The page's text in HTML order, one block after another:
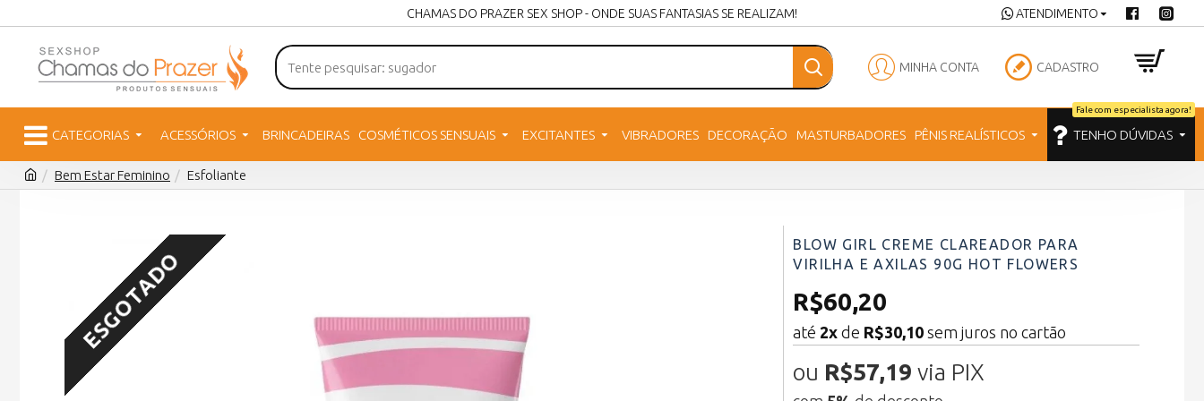
CHAMAS DO PRAZER SEX SHOP - ONDE SUAS FANTASIAS SE REALIZAM! ATENDIMENTO
MINHA CONTA CADASTRO
CATEGORIAS ACESSÓRIOS BRINCADEIRAS COSMÉTICOS SENSUAIS EXCITANTES VIBRADORES DECORAÇÃO MASTURBADORES PÊNIS REALÍSTICOS TENHO DÚVIDAS
Fale com especialista agora!
Bem Estar Feminino Esfoliante
ESGOTADO
BLOW GIRL CREME CLAREADOR PARA
VIRILHA E AXILAS 90G HOT FLOWERS
R$60,20
até2x de R$30,10 sem juros no cartão
ou R$57,19 via PIX